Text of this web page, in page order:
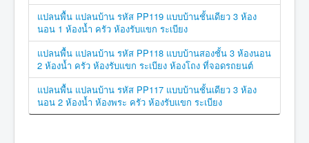
แปลนพื้น แปลนบ้าน รหัส PP119 แบบบ้านชั้นเดียว 3 ห้อง
นอน 1 ห้องน้ำ ครัว ห้องรับแขก ระเบียง
แปลนพื้น แปลนบ้าน รหัส PP118 แบบบ้านสองชั้น 3 ห้องนอน
2 ห้องน้ำ ครัว ห้องรับแขก ระเบียง ห้องโถง ที่จอดรถยนต์
แปลนพื้น แปลนบ้าน รหัส PP117 แบบบ้านชั้นเดียว 3 ห้อง
นอน 2 ห้องน้ำ ห้องพระ ครัว ห้องรับแขก ระเบียง